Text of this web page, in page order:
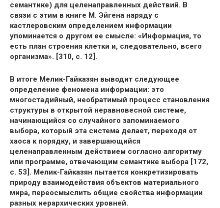
семантике) для целенаправленных действий. В
связи с этим в книге М. Эйгена наряду с
кастлеровским определением информации
упоминается о другом ее смысле: «Информация, то
есть план строения клетки и, следовательно, всего
организма». [310, с. 12].
В итоге Мелик-Гайказян выводит следующее
определение феномена информации: это
многостадийный, необратимый процесс становления
структуры в открытой неравновесной системе,
начинающийся со случайного запоминаемого
выбора, который эта система делает, переходя от
хаоса к порядку, и завершающийся
целенаправленным действием согласно алгоритму
или программе, отвечающим семантике выбора [172,
с. 53]. Мелик-Гайказян пытается конкретизировать
природу взаимодействия объектов материального
мира, переосмыслить общие свойства информации
разных иерархических уровней.